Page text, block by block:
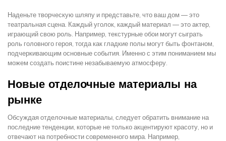
Наденьте творческую шляпу и представьте, что ваш дом — это
театральная сцена. Каждый уголок, каждый материал — это актер,
играющий свою роль. Например, текстурные обои могут сыграть
роль головного героя, тогда как гладкие полы могут быть фонтаном,
подчеркивающим основные события. Именно с этим пониманием мы
можем создать поистине незабываемую атмосферу.
Новые отделочные материалы на
рынке
Обсуждая отделочные материалы, следует обратить внимание на
последние тенденции, которые не только акцентируют красоту, но и
отвечают на потребности современного мира. Например,